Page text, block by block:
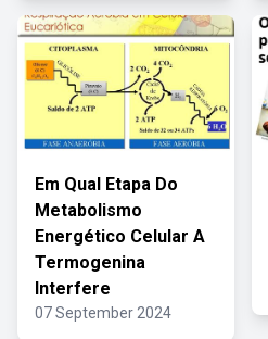
Em Qual Etapa Do
Metabolismo
Energético Celular A
Termogenina
Interfere
07 September 2024